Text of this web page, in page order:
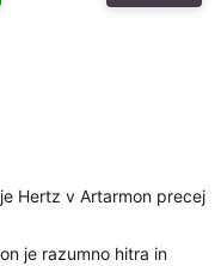
Hertz v Artarmon precej
je razumno hitra in